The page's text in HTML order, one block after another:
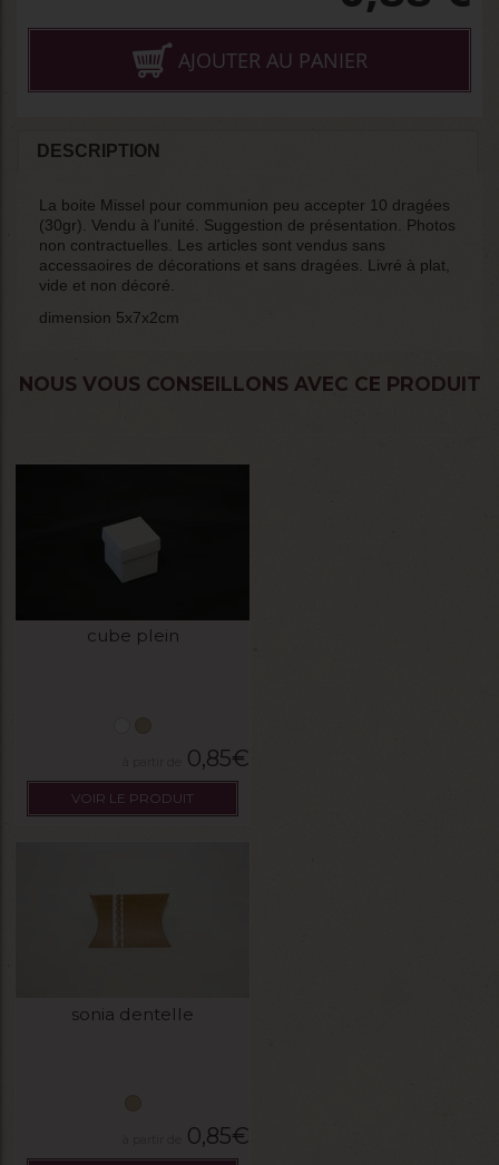
AJOUTER AU PANIER
DESCRIPTION
La boite Missel pour communion peu accepter 10 dragées
(30gr). Vendu à l'unité. Suggestion de présentation. Photos
non contractuelles. Les articles sont vendus sans
accessaoires de décorations et sans dragées. Livré à plat,
vide et non décoré.
dimension 5x7x2cm
NOUS VOUS CONSEILLONS AVEC CE PRODUIT
cube plein
0,85€
VOIR LE PRODUIT
sonia dentelle
0,85€